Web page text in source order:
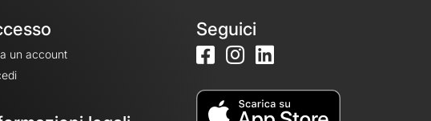
un account
Seguici